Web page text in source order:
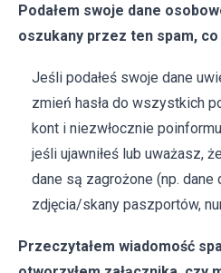
Podałem swoje dane
oszukany przez ten spam,
Jeśli podałeś swoje dane
zmień hasła do wszystkich
kont i niezwłocznie
jeśli ujawniłeś lub uważasz,
dane są zagrożone (np.
zdjęcia/skany paszportów,
Przeczytałem wiadomość